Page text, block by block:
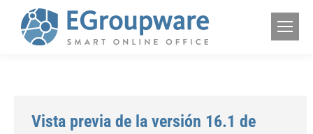
Vista previa de la versión 16.1 de